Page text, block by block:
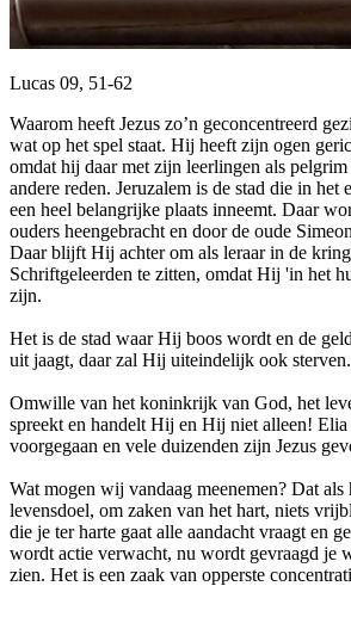
Lucas 09, 51-62
Waarom heeft Jezus zo’n geconcentreerd
wat op het spel staat. Hij heeft zijn ogen
omdat hij daar met zijn leerlingen als pelgrim
andere reden. Jeruzalem is de stad die in het
een heel belangrijke plaats inneemt. Daar
ouders heengebracht en door de oude
Daar blijft Hij achter om als leraar in de
Schriftgeleerden te zitten, omdat Hij 'in het
zijn.
Het is de stad waar Hij boos wordt en de
uit jaagt, daar zal Hij uiteindelijk ook sterven.
Omwille van het koninkrijk van God, het
spreekt en handelt Hij en Hij niet alleen!
voorgegaan en vele duizenden zijn Jezus
Wat mogen wij vandaag meenemen? Dat als
levensdoel, om zaken van het hart, niets
die je ter harte gaat alle aandacht vraagt en
wordt actie verwacht, nu wordt gevraagd je
zien. Het is een zaak van opperste